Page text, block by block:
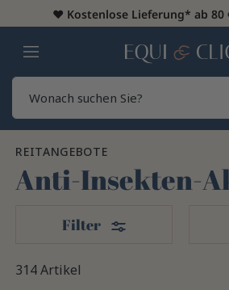
♥️ Kostenlose Lieferung* ab 80
Heim
REITANGEBOTE
Anti-Insekten-
314 Artikel
Filter Filter